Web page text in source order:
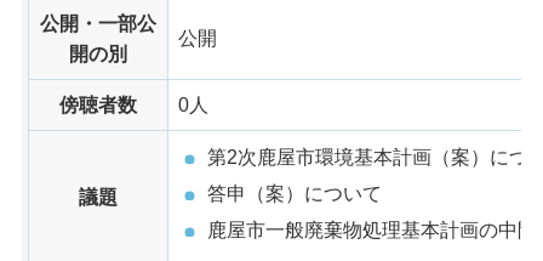
公開・一部公
開の別
公開
傍聴者数 0人
議題
第2次鹿屋市環境基本計画（案）につ
答申（案）について
鹿屋市一般廃棄物処理基本計画の中